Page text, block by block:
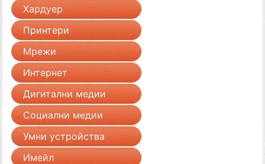
Хардуер
Принтери
Мрежи
Интернет
Дигитални медии
Социални медии
Умни устройства
Имейл